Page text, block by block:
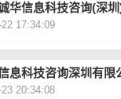
华信息科技咨询(深
17:34:09
息科技咨询深圳有限
20:34:08